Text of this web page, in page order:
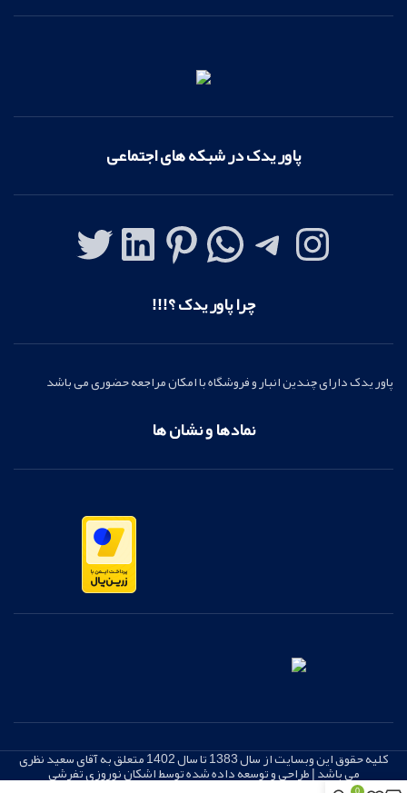
پاور یدک در شبکه های اجتماعی
چرا پاور یدک ؟!!!
پاور یدک دارای چندین انبار و فروشگاه با امکان مراجعه حضوری می باشد
نمادها و نشان ها
کلیه حقوق این وبسایت از سال 1383 تا سال 1402 متعلق به آقای سعید نظری
می باشد | طراحی و توسعه داده شده توسط اشکان نوروزی تفرشی